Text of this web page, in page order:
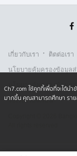
เกี่ยวกับเรา · ติตต่อเรา
นโยบายคุ้มครองข้อมูล
นโยบายคุ้มครองข้อมูล
รับเรื่องร้องเรียน
Copyright © 2026
Ch7.com ใช้คุกกี้เพื่อที่จะได้นำ
มากขึ้น คุณสามารถศึกษา ราย